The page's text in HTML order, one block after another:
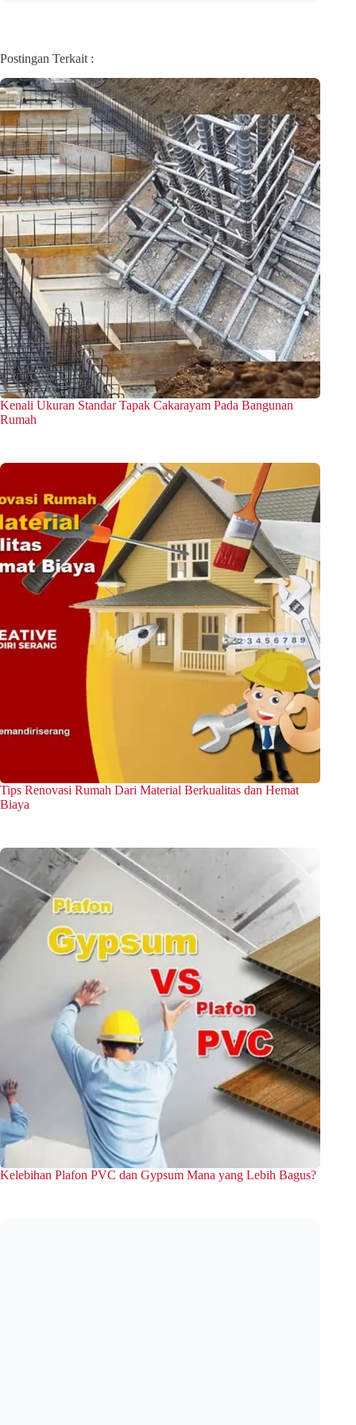
Postingan Terkait :
Kenali Ukuran Standar Tapak Cakarayam Pada Bangunan
Rumah
Tips Renovasi Rumah Dari Material Berkualitas dan Hemat
Biaya
Kelebihan Plafon PVC dan Gypsum Mana yang Lebih Bagus?